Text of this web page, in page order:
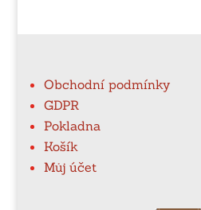
Obchodní podmínky
GDPR
Pokladna
Košík
Můj účet